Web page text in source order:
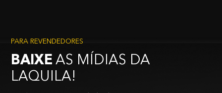
PARA REVENDEDORES
BAIXE AS MÍDIAS DA
LAQUILA!